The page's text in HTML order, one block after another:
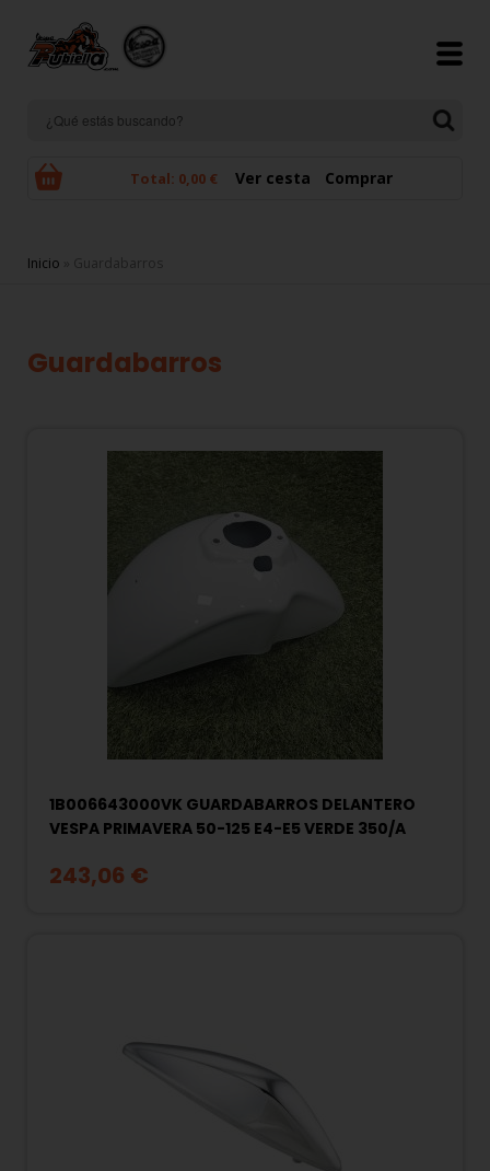
Total: 0,00 € Ver cesta Comprar
Se encuentra usted aquí
Inicio » Guardabarros
Guardabarros
1B006643000VK GUARDABARROS DELANTERO
VESPA PRIMAVERA 50-125 E4-E5 VERDE 350/A
243,06 €